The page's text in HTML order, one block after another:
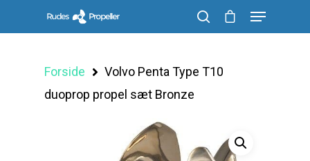
Forside
Volvo Penta Type T10
duoprop propel sæt Bronze